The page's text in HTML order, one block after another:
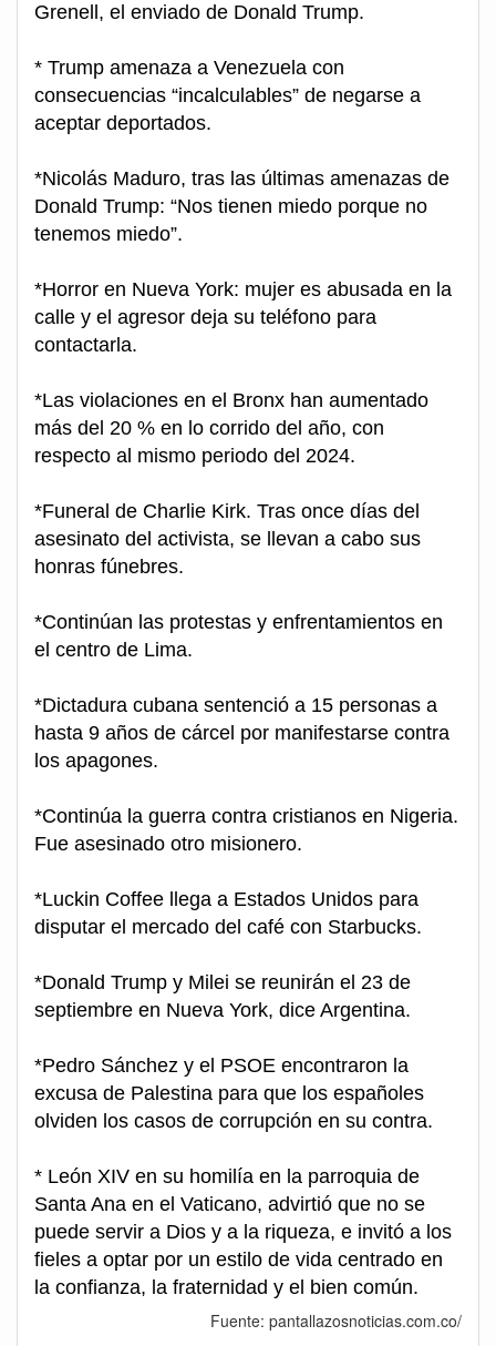
Grenell, el enviado de Donald Trump.
* Trump amenaza a Venezuela con
consecuencias “incalculables” de negarse a
aceptar deportados.
*Nicolás Maduro, tras las últimas amenazas de
Donald Trump: “Nos tienen miedo porque no
tenemos miedo”.
*Horror en Nueva York: mujer es abusada en la
calle y el agresor deja su teléfono para
contactarla.
*Las violaciones en el Bronx han aumentado
más del 20 % en lo corrido del año, con
respecto al mismo periodo del 2024.
*Funeral de Charlie Kirk. Tras once días del
asesinato del activista, se llevan a cabo sus
honras fúnebres.
*Continúan las protestas y enfrentamientos en
el centro de Lima.
*Dictadura cubana sentenció a 15 personas a
hasta 9 años de cárcel por manifestarse contra
los apagones.
*Continúa la guerra contra cristianos en Nigeria.
Fue asesinado otro misionero.
*Luckin Coffee llega a Estados Unidos para
disputar el mercado del café con Starbucks.
*Donald Trump y Milei se reunirán el 23 de
septiembre en Nueva York, dice Argentina.
*Pedro Sánchez y el PSOE encontraron la
excusa de Palestina para que los españoles
olviden los casos de corrupción en su contra.
* León XIV en su homilía en la parroquia de
Santa Ana en el Vaticano, advirtió que no se
puede servir a Dios y a la riqueza, e invitó a los
fieles a optar por un estilo de vida centrado en
la confianza, la fraternidad y el bien común.
Fuente: pantallazosnoticias.com.co/